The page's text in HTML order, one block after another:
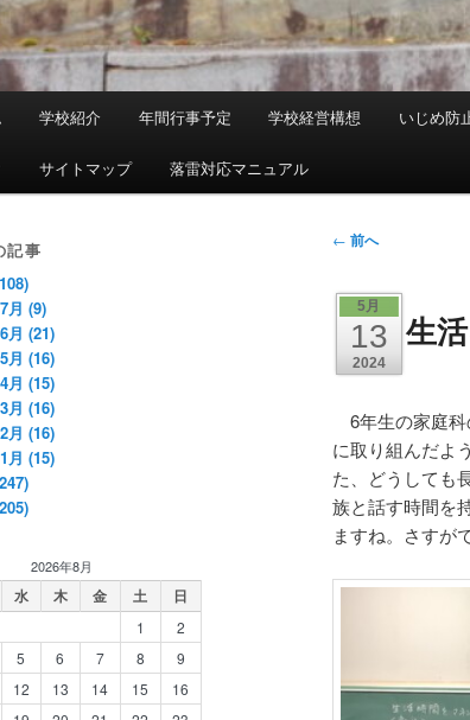
学校紹介 年間行事予定 学校経営構想 いじめ防
サイトマップ 落雷対応マニュアル
投
ナ
ビ
ー
ン
← 前へ
5月
13
2024
生
6年生の家庭科
に取り組んだよ
た、どうしても
族と話す時間を
ますね。さすが
記事
7月(9)
6月(21)
5月(16)
4月(15)
3月(16)
2月(16)
1月(15)
2026年8月
水 木 金 土 日
1
2
5 6 7 8
9
12 13 14 15
16